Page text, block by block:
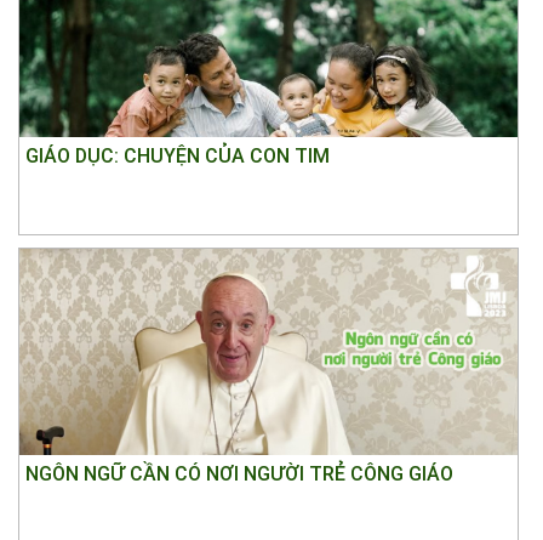
GIÁO DỤC: CHUYỆN CỦA CON TIM
NGÔN NGỮ CẦN CÓ NƠI NGƯỜI TRẺ CÔNG GIÁO